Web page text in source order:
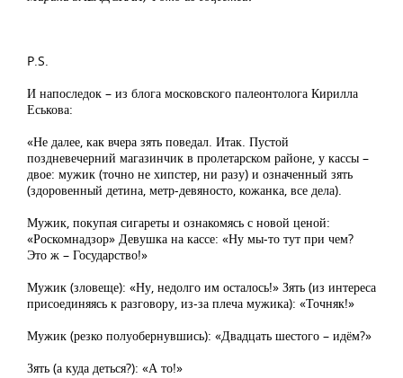
P.S.
И напоследок – из блога московского палеонтолога Кирилла
Еськова:
«Не далее, как вчера зять поведал. Итак. Пустой
поздневечерний магазинчик в пролетарском районе, у кассы –
двое: мужик (точно не хипстер, ни разу) и означенный зять
(здоровенный детина, метр-девяносто, кожанка, все дела).
Мужик, покупая сигареты и ознакомясь с новой ценой:
«Роскомнадзор» Девушка на кассе: «Ну мы-то тут при чем?
Это ж – Государство!»
Мужик (зловеще): «Ну, недолго им осталось!» Зять (из интереса
присоединяясь к разговору, из-за плеча мужика): «Точняк!»
Мужик (резко полуобернувшись): «Двадцать шестого – идём?»
Зять (а куда деться?): «А то!»